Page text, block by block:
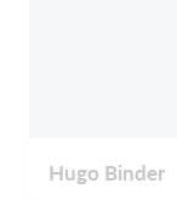
Hugo Binder